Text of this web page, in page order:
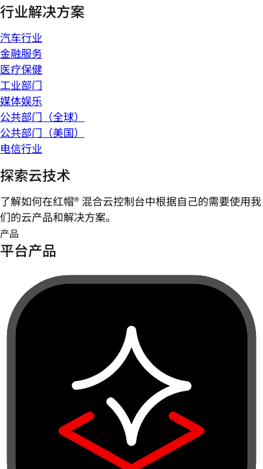
行业解决方案
汽车行业
金融服务
医疗保健
工业部门
媒体娱乐
公共部门（全球）
公共部门（美国）
电信行业
探索云技术
了解如何在红帽® 混合云控制台中根据自己的需要使用我
们的云产品和解决方案。
产品
平台产品